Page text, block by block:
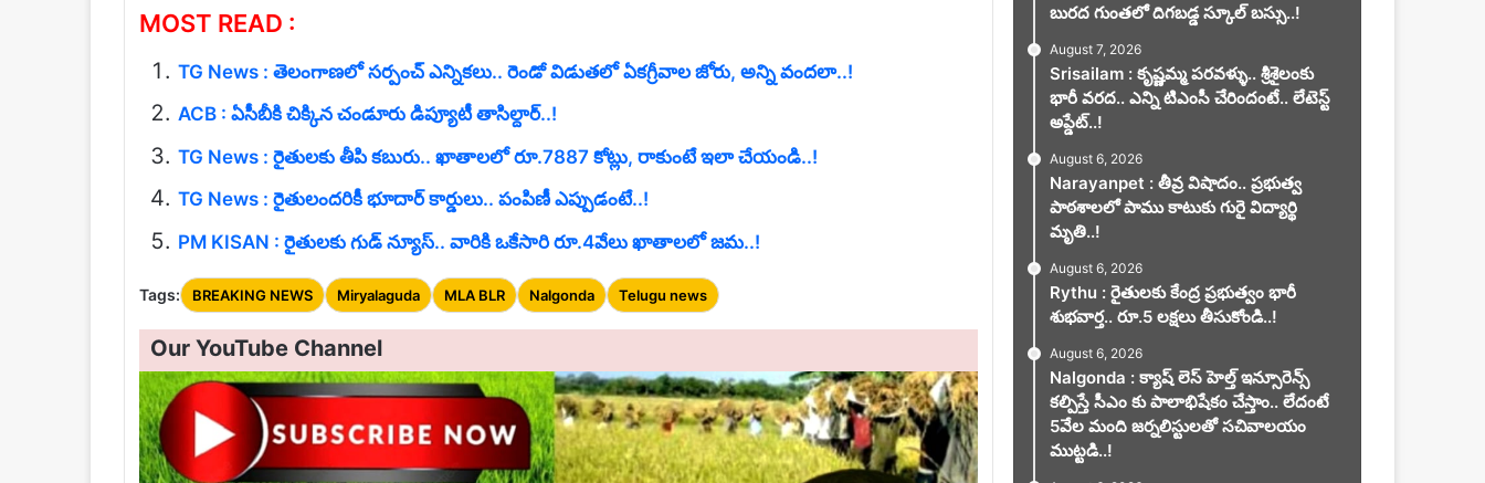
MOST READ :
TG News : తెలంగాణలో సర్పంచ్ ఎన్నికలు.. రెండో విడుతలో ఏకగ్రీవాల జోరు, అన్ని వందలా..!
ACB : ఏసీబీకి చిక్కిన చండూరు డిప్యూటీ తాసిల్దార్..!
TG News : రైతులకు తీపి కబురు.. ఖాతాలలో రూ.7887 కోట్లు, రాకుంటే ఇలా చేయండి..!
TG News : రైతులందరికీ భూదార్ కార్డులు.. పంపిణీ ఎప్పుడంటే..!
PM KISAN : రైతులకు గుడ్ న్యూస్.. వారికి ఒకేసారి రూ.4వేలు ఖాతాలలో జమ..!
Tags: BREAKING NEWS Miryalaguda MLA BLR Nalgonda Telugu news
Our YouTube Channel
బురద గుంతలో దిగబడ్డ స్కూల్ బస్సు..!
August 7, 2026
Srisailam : కృష్ణమ్మ పరవళ్ళు.. శ్రీశైలంకు
భారీ వరద.. ఎన్ని టిఎంసీ చేరిందంటే.. లేటెస్ట్
అప్డేట్..!
August 6, 2026
Narayanpet : తీవ్ర విషాదం.. ప్రభుత్వ
పాఠశాలలో పాము కాటుకు గురై విద్యార్థి
మృతి..!
August 6, 2026
Rythu : రైతులకు కేంద్ర ప్రభుత్వం భారీ
శుభవార్త.. రూ.5 లక్షలు తీసుకోండి..!
August 6, 2026
Nalgonda : క్యాష్ లెస్ హెల్త్ ఇన్సూరెన్స్
కల్పిస్తే సీఎం కు పాలాభిషేకం చేస్తాం.. లేదంటే
5వేల మంది జర్నలిస్టులతో సచివాలయం
ముట్టడి..!